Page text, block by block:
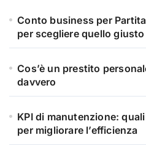
Conto business per
per scegliere quello giusto
Cos’è un prestito
davvero
KPI di manutenzione:
per migliorare l’efficienza